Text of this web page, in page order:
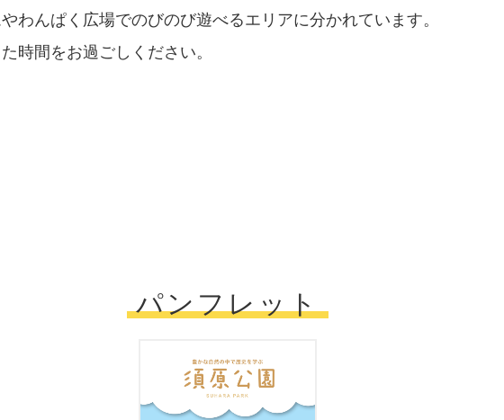
わんぱく広場でのびのび遊べるエリアに分かれています。
時間をお過ごしください。
パンフレット